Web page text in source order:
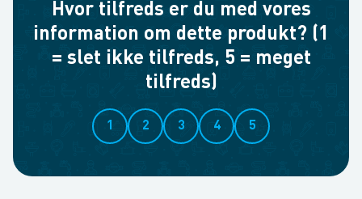
Hvor tilfreds er du med vores
information om dette produkt? (1
= slet ikke tilfreds, 5 = meget
tilfreds)
1 2 3 4 5